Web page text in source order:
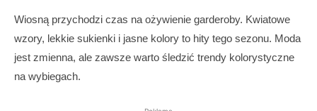
Wiosną przychodzi czas na ożywienie garderoby. Kwiatowe
wzory, lekkie sukienki i jasne kolory to hity tego sezonu. Moda
jest zmienna, ale zawsze warto śledzić trendy kolorystyczne
na wybiegach.